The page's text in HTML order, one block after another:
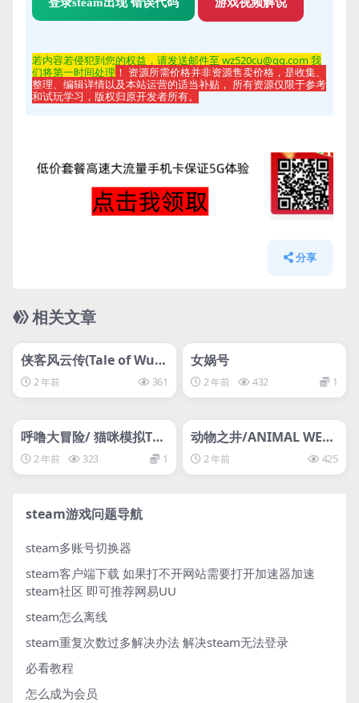
若内容若侵犯到您的权益，请发送邮件至 wz520cu@qq.com 我
们将第一时间处理 ！ 资源所需价格并非资源售卖价格，是收集、
整理、编辑详情以及本站运营的适当补贴， 所有资源仅限于参考
和试玩学习，版权归原开发者所有。
分享
相关文章
侠客风云传(Tale of Wuxi
a) 2 年前 361
女娲号
2 年前 432 1
呼噜大冒险/ 猫咪模拟The
Purring Quest
2 年前 323 1
svip专属
动物之井/ANIMAL WELL
lx 2 年前 425
steam游戏问题导航
steam多账号切换器
steam客户端下载 如果打不开网站需要打开加速器加速
steam社区 即可推荐网易UU
steam怎么离线
steam重复次数过多解决办法 解决steam无法登录
必看教程
怎么成为会员